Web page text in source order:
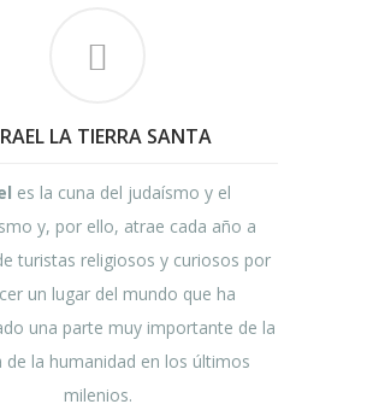
LA TIERRA SANTA
es la cuna del judaísmo y el
y, por ello, atrae cada año a
turistas religiosos y curiosos por
un lugar del mundo que ha
una parte muy importante de la
de la humanidad en los últimos
milenios.